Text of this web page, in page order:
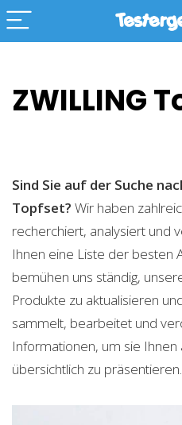
ZWILLING
Sind Sie auf der Suche
Topfset? Wir haben
recherchiert, analysiert und
Ihnen eine Liste der besten
bemühen uns ständig,
Produkte zu aktualisieren
sammelt, bearbeitet und
Informationen, um sie Ihnen
übersichtlich zu präsentieren.